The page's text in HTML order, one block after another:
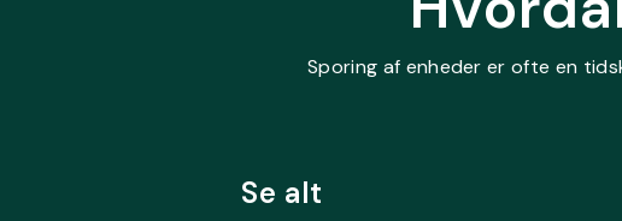
Sporing af enheder er ofte en
Se alt